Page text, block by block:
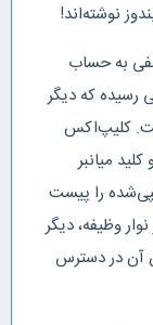
نوشته‌اند!
به حساب
رسیده که دیگر
کلیپ‌اکس
میانبر
را پیست
وظیفه، دیگر
آن در دسترس